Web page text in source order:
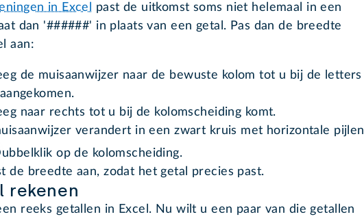
in Excel
past de uitkomst soms niet helemaal in een
dan '######' in plaats van een getal. Pas dan de breedte
aan:
de muisaanwijzer naar de bewuste kolom tot u bij de letters
naar rechts tot u bij de kolomscheiding komt.
verandert in een zwart kruis met horizontale pijlen
op de kolomscheiding.
de breedte aan, zodat het getal precies past.
rekenen
reeks getallen in Excel. Nu wilt u een paar van die getallen